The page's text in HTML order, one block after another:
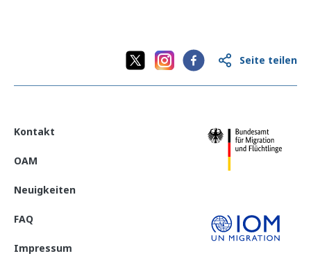
Seite teilen
Kontakt
OAM
Neuigkeiten
FAQ
Impressum